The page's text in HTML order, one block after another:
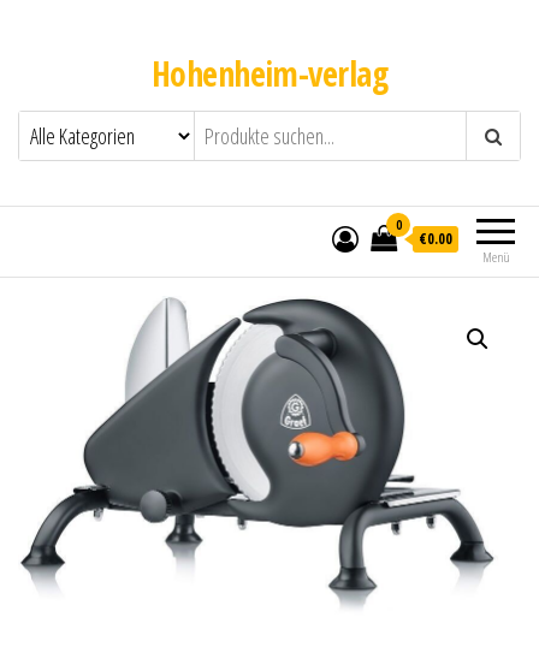
Hohenheim-verlag
Menü
0
€0.00